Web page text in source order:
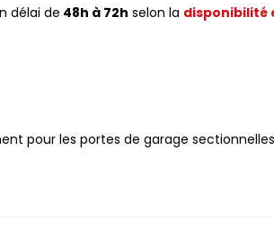
délai de 48h à 72h selon la disponibilité
pour les portes de garage